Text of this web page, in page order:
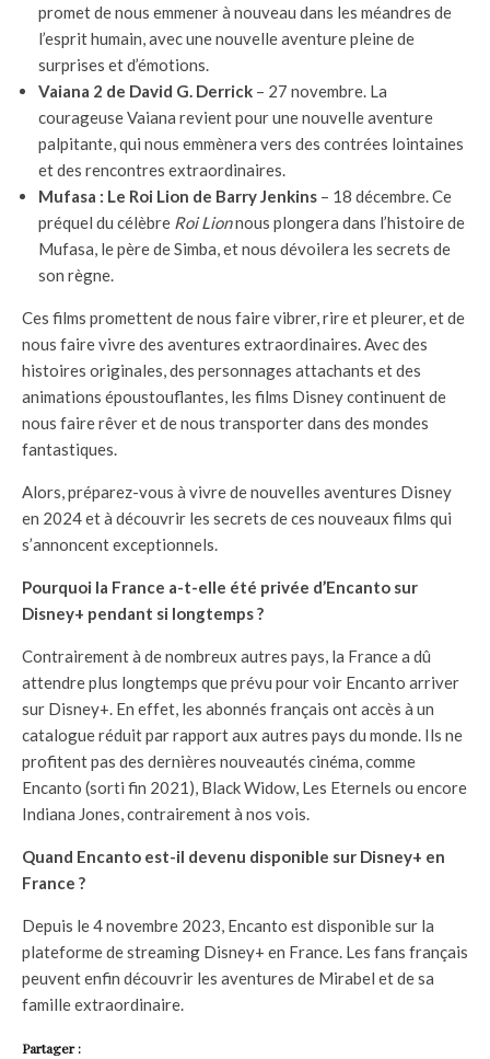
promet de nous emmener à nouveau dans les méandres de
l’esprit humain, avec une nouvelle aventure pleine de
surprises et d’émotions.
Vaiana 2 de David G. Derrick – 27 novembre. La
courageuse Vaiana revient pour une nouvelle aventure
palpitante, qui nous emmènera vers des contrées lointaines
et des rencontres extraordinaires.
Mufasa : Le Roi Lion de Barry Jenkins – 18 décembre. Ce
préquel du célèbre Roi Lionnous plongera dans l’histoire de
Mufasa, le père de Simba, et nous dévoilera les secrets de
son règne.
Ces films promettent de nous faire vibrer, rire et pleurer, et de
nous faire vivre des aventures extraordinaires. Avec des
histoires originales, des personnages attachants et des
animations époustouflantes, les films Disney continuent de
nous faire rêver et de nous transporter dans des mondes
fantastiques.
Alors, préparez-vous à vivre de nouvelles aventures Disney
en 2024 et à découvrir les secrets de ces nouveaux films qui
s’annoncent exceptionnels.
Pourquoi la France a-t-elle été privée d’Encanto sur
Disney+ pendant si longtemps ?
Contrairement à de nombreux autres pays, la France a dû
attendre plus longtemps que prévu pour voir Encanto arriver
sur Disney+. En effet, les abonnés français ont accès à un
catalogue réduit par rapport aux autres pays du monde. Ils ne
profitent pas des dernières nouveautés cinéma, comme
Encanto (sorti fin 2021), Black Widow, Les Eternels ou encore
Indiana Jones, contrairement à nos vois.
Quand Encanto est-il devenu disponible sur Disney+ en
France ?
Depuis le 4 novembre 2023, Encanto est disponible sur la
plateforme de streaming Disney+ en France. Les fans français
peuvent enfin découvrir les aventures de Mirabel et de sa
famille extraordinaire.
Partager :